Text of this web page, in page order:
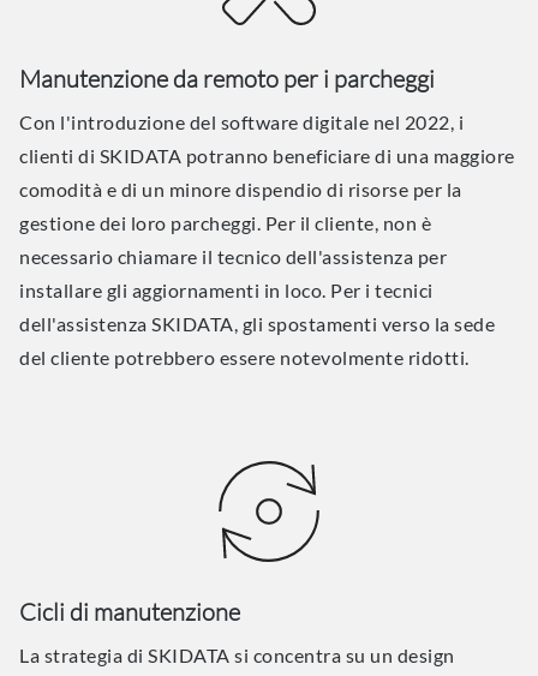
Manutenzione da remoto per i parcheggi
Con l'introduzione del software digitale nel 2022, i
clienti di SKIDATA potranno beneficiare di una maggiore
comodità e di un minore dispendio di risorse per la
gestione dei loro parcheggi. Per il cliente, non è
necessario chiamare il tecnico dell'assistenza per
installare gli aggiornamenti in loco. Per i tecnici
dell'assistenza SKIDATA, gli spostamenti verso la sede
del cliente potrebbero essere notevolmente ridotti.
Cicli di manutenzione
La strategia di SKIDATA si concentra su un design